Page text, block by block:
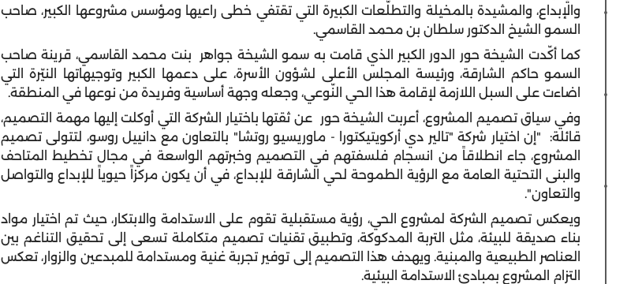
والإبداع، والمشيدة بالمخيلة والتطلّعات الكبيرة التي تقتفي خطى راعيها ومؤسس مشروعها الكبير، صاحب
السمو الشيخ الدكتور سلطان بن محمد القاسمي.
كما أكّدت الشيخة حور الدور الكبير الذي قامت به سمو الشيخة جواهر بنت محمد القاسمي، قرينة صاحب
السمو حاكم الشارقة، ورئيسة المجلس الأعلى لشؤون الأسرة، على دعمها الكبير وتوجيهاتها النيّرة التي
اضاءت على السبل اللازمة لإقامة هذا الحي النّوعي، وجعله وجهة أساسية وفريدة من نوعها في المنطقة.
وفي سياق تصميم المشروع، أعربت الشيخة حور عن ثقتها باختيار الشركة التي أوكلت إليها مهمة التصميم،
قائلة: "إن اختيار شركة "تالير دي أركويتيكتورا - ماوريسيو روتشا" بالتعاون مع دانييل روسو، لتتولى تصميم
المشروع، جاء انطلاقاً من انسجام فلسفتهم في التصميم وخبرتهم الواسعة في مجال تخطيط المتاحف
والبنى التحتية العامة مع الرؤية الطموحة لحي الشارقة للإبداع، في أن يكون مركزاً حيوياً للإبداع والتواصل
والتعاون".
ويعكس تصميم الشركة لمشروع الحي، رؤية مستقبلية تقوم على الاستدامة والابتكار، حيث تم اختيار مواد
بناء صديقة للبيئة، مثل التربة المدكوكة، وتطبيق تقنيات تصميم متكاملة تسعى إلى تحقيق التناغم بين
العناصر الطبيعية والمبنية. ويهدف هذا التصميم إلى توفير تجربة غنية ومستدامة للمبدعين والزوار، تعكس
التزام المشروع بمبادئ الاستدامة البيئية.